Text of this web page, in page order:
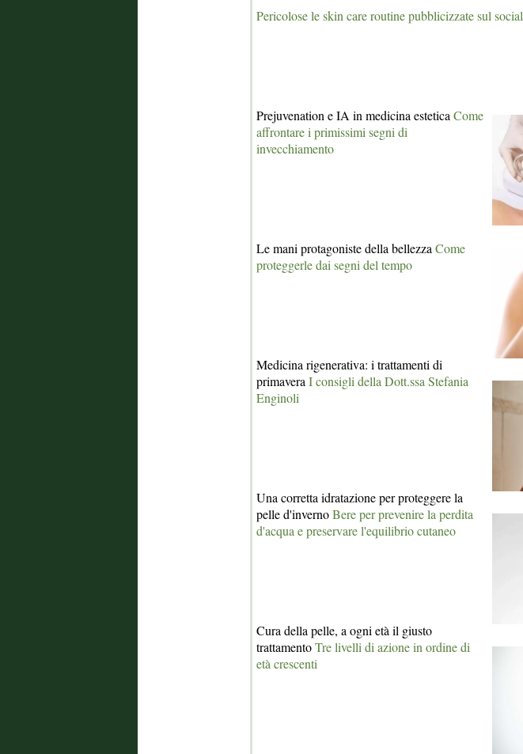
Pericolose le skin care routine pubblicizzate sul social
Prejuvenation e IA in medicina estetica Come
affrontare i primissimi segni di
invecchiamento
Le mani protagoniste della bellezza Come
proteggerle dai segni del tempo
Medicina rigenerativa: i trattamenti di
primavera I consigli della Dott.ssa Stefania
Enginoli
Una corretta idratazione per proteggere la
pelle d'invernoBere per prevenire la perdita
d'acqua e preservare l'equilibrio cutaneo
Cura della pelle, a ogni età il giusto
trattamentoTre livelli di azione in ordine di
età crescenti